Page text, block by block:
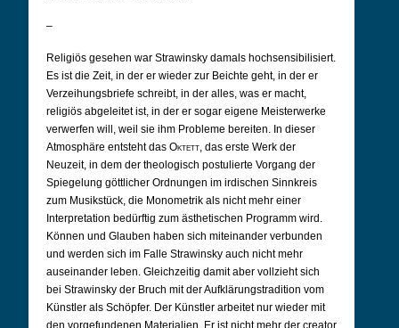
–
Religiös gesehen war Strawinsky damals hochsensibilisiert.
Es ist die Zeit, in der er wieder zur Beichte geht, in der er
Verzeihungsbriefe schreibt, in der alles, was er macht,
religiös abgeleitet ist, in der er sogar eigene Meisterwerke
verwerfen will, weil sie ihm Probleme bereiten. In dieser
Atmosphäre entsteht das Oktett, das erste Werk der
Neuzeit, in dem der theologisch postulierte Vorgang der
Spiegelung göttlicher Ordnungen im irdischen Sinnkreis
zum Musikstück, die Monometrik als nicht mehr einer
Interpretation bedürftig zum ästhetischen Programm wird.
Können und Glauben haben sich miteinander verbunden
und werden sich im Falle Strawinsky auch nicht mehr
auseinander leben. Gleichzeitig damit aber vollzieht sich
bei Strawinsky der Bruch mit der Aufklärungstradition vom
Künstler als Schöpfer. Der Künstler arbeitet nur wieder mit
den vorgefundenen Materialien. Er ist nicht mehr der creator